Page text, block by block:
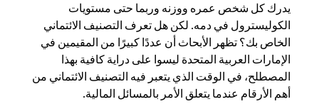
يدرك كل شخص عمره ووزنه وربما حتى مستويات
الكوليسترول في دمه. لكن هل تعرف التصنيف الائتماني
الخاص بك؟ تظهر الأبحاث أن عددًا كبيرًا من المقيمين في
الإمارات العربية المتحدة ليسوا على دراية كافية بهذا
المصطلح، في الوقت الذي يتعبر فيه التصنيف الائتماني من
أهم الأرقام عندما يتعلق الأمر بالمسائل المالية.